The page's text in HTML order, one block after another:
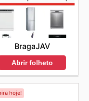
BragaJAV
Abrir folheto
hoje!